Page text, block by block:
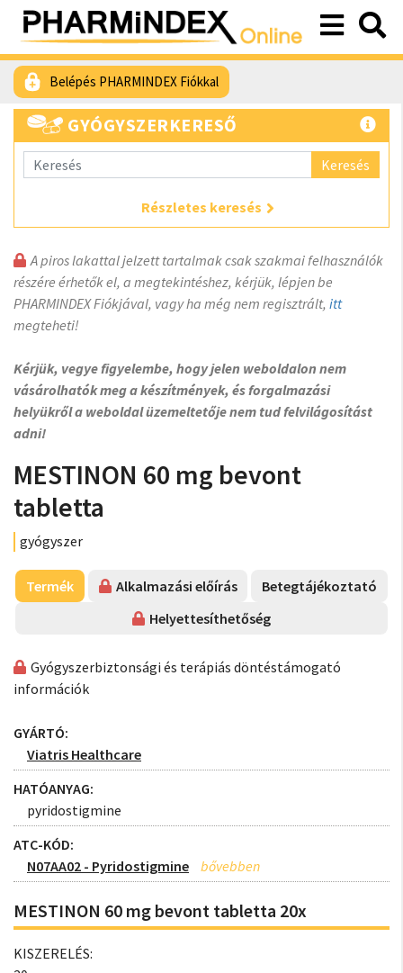
Belépés PHARMINDEX Fiókkal
GYÓGYSZERKERESŐ
Keresés
Részletes keresés
A piros lakattal jelzett tartalmak csak szakmai felhasználók
részére érhetők el, a megtekintéshez, kérjük, lépjen be
PHARMINDEX Fiókjával, vagy ha még nem regisztrált, itt
megteheti!
Kérjük, vegye figyelembe, hogy jelen weboldalon nem
vásárolhatók meg a készítmények, és forgalmazási
helyükről a weboldal üzemeltetője nem tud felvilágosítást
adni!
MESTINON 60 mg bevont
tabletta
gyógyszer
Termék Alkalmazási előírás
Betegtájékoztató
Helyettesíthetőség
Gyógyszerbiztonsági és terápiás döntéstámogató
információk
GYÁRTÓ:
Viatris Healthcare
HATÓANYAG:
pyridostigmine
ATC-KÓD:
N07AA02 - Pyridostigmine
MESTINON 60 mg bevont tabletta 20x
KISZERELÉS: